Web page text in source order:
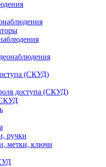
(СКУД)
доступа (СКУД)
ручки
метки, ключи